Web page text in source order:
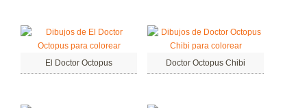
El Doctor Octopus Doctor Octopus Chibi